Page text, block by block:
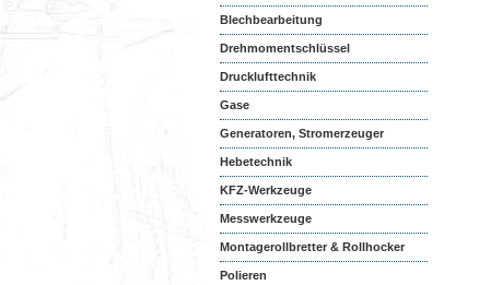
Blechbearbeitung
Drehmomentschlüssel
Drucklufttechnik
Gase
Generatoren, Stromerzeuger
Hebetechnik
KFZ-Werkzeuge
Messwerkzeuge
Montagerollbretter & Rollhocker
Polieren